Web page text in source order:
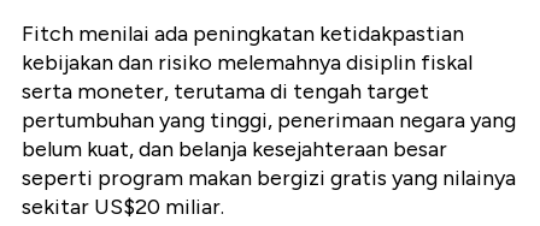
Fitch menilai ada peningkatan ketidakpastian
kebijakan dan risiko melemahnya disiplin fiskal
serta moneter, terutama di tengah target
pertumbuhan yang tinggi, penerimaan negara yang
belum kuat, dan belanja kesejahteraan besar
seperti program makan bergizi gratis yang nilainya
sekitar US$20 miliar.